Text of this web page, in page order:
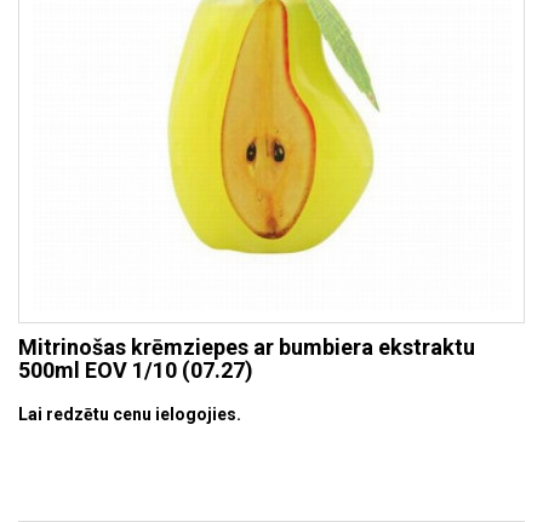
Mitrinošas krēmziepes ar bumbiera ekstraktu
500ml EOV 1/10 (07.27)
Lai redzētu cenu ielogojies.